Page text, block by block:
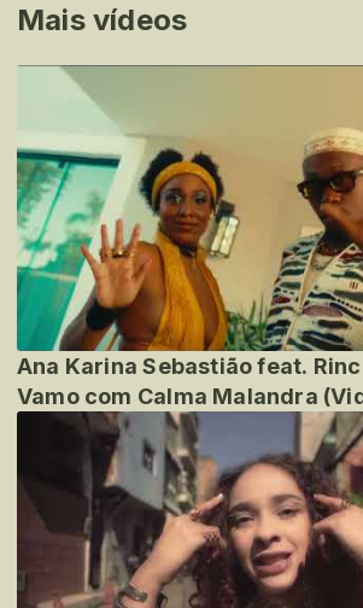
Mais vídeos
Ana Karina Sebastião feat.
Vamo com Calma Malandra